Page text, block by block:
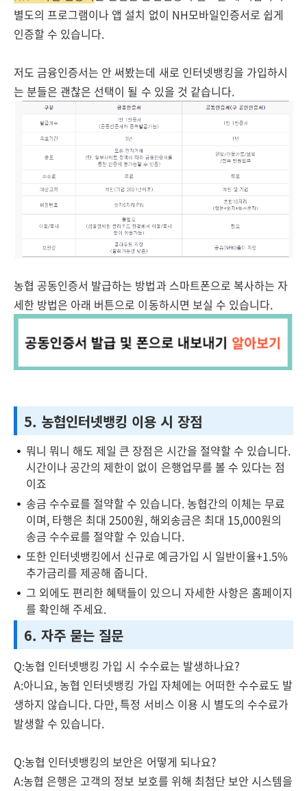
별도의 프로그램이나 앱 설치 없이 NH모바일인증서로 쉽게
인증할 수 있습니다.
저도 금융인증서는 안 써봤는데 새로 인터넷뱅킹을 가입하시
는 분들은 괜찮은 선택이 될 수 있을 것 같습니다.
농협 공동인증서 발급하는 방법과 스마트폰으로 복사하는 자
세한 방법은 아래 버튼으로 이동하시면 보실 수 있습니다.
5. 농협인터넷뱅킹 이용 시 장점
뭐니 뭐니 해도 제일 큰 장점은 시간을 절약할 수 있습니다.
시간이나 공간의 제한이 없이 은행업무를 볼 수 있다는 점
이죠
송금 수수료를 절약할 수 있습니다. 농협간의 이체는 무료
이며, 타행은 최대 2500원, 해외송금은 최대 15,000원의
송금 수수료를 절약할 수 있습니다.
또한 인터넷뱅킹에서 신규로 예금가입 시 일반이율+1.5%
추가금리를 제공해 줍니다.
그 외에도 편리한 혜택들이 있으니 자세한 사항은 홈페이지
를 확인해 주세요.
6. 자주 묻는 질문
Q:농협 인터넷뱅킹 가입 시 수수료는 발생하나요?
A:아니요, 농협 인터넷뱅킹 가입 자체에는 어떠한 수수료도 발
생하지 않습니다. 다만, 특정 서비스 이용 시 별도의 수수료가
발생할 수 있습니다.
Q:농협 인터넷뱅킹의 보안은 어떻게 되나요?
A:농협 은행은 고객의 정보 보호를 위해 최첨단 보안 시스템을